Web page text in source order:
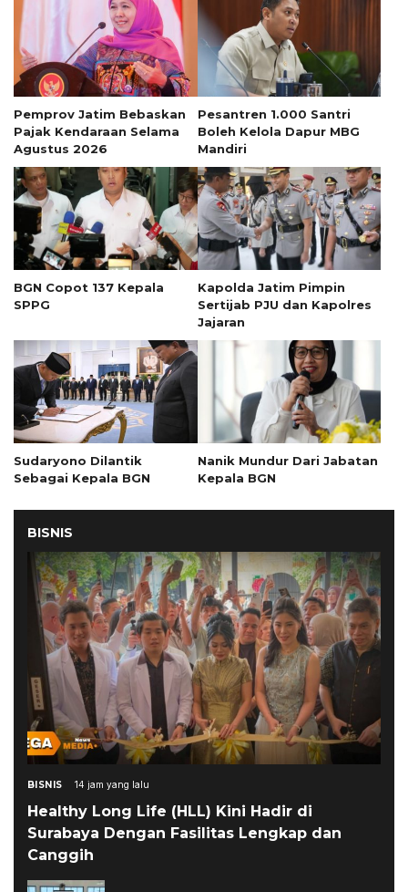
Pemprov Jatim Bebaskan
Pajak Kendaraan Selama
Agustus 2026
Pesantren 1.000 Santri
Boleh Kelola Dapur MBG
Mandiri
BGN Copot 137 Kepala
SPPG
Kapolda Jatim Pimpin
Sertijab PJU dan Kapolres
Jajaran
Sudaryono Dilantik
Sebagai Kepala BGN
Nanik Mundur Dari Jabatan
Kepala BGN
BISNIS
BISNIS 14 jam yang lalu
Healthy Long Life (HLL) Kini Hadir di
Surabaya Dengan Fasilitas Lengkap dan
Canggih